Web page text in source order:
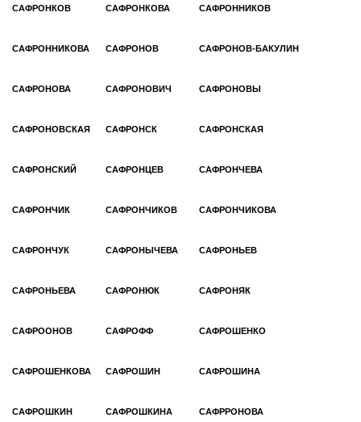
САФРОНКОВ САФРОНКОВА САФРОННИКОВ
САФРОННИКОВА САФРОНОВ САФРОНОВ-БАКУЛИН
САФРОНОВА САФРОНОВИЧ САФРОНОВЫ
САФРОНОВСКАЯ САФРОНСК САФРОНСКАЯ
САФРОНСКИЙ САФРОНЦЕВ САФРОНЧЕВА
САФРОНЧИК САФРОНЧИКОВ САФРОНЧИКОВА
САФРОНЧУК САФРОНЫЧЕВА САФРОНЬЕВ
САФРОНЬЕВА САФРОНЮК САФРОНЯК
САФРООНОВ САФРОФФ САФРОШЕНКО
САФРОШЕНКОВА САФРОШИН САФРОШИНА
САФРОШКИН САФРОШКИНА САФРРОНОВА